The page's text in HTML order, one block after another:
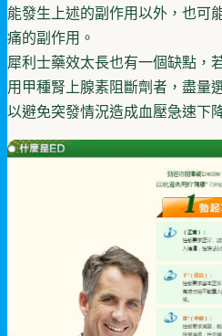
能發生上述的副作用以外，也可
痛的副作用。
犀利士藥效太長也有一個缺點，
用甲種腎上腺素阻斷劑者，盡量
以避免突發情況造成血壓急速下